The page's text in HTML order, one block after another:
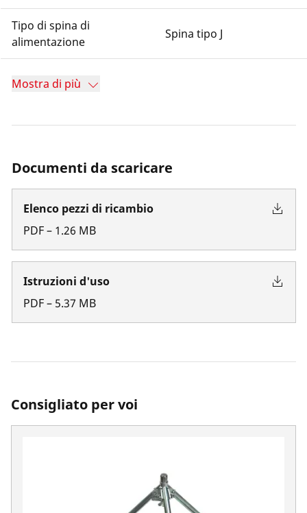
Tipo di spina di
alimentazione
Spina tipo J
Mostra di più
Documenti da scaricare
Elenco pezzi di ricambio
PDF– 1.26 MB
Istruzioni d'uso
PDF– 5.37 MB
Consigliato per voi